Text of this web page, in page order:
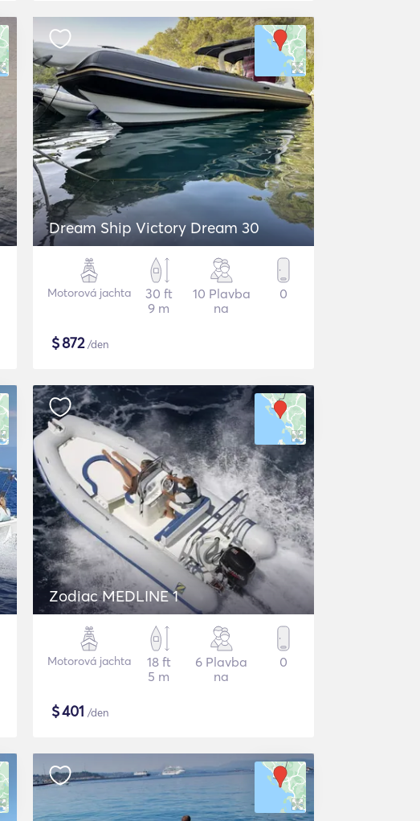
Dream Ship Victory Dream 30
Motorová jachta
30 ft
9 m
10 Plavba
na
0
$872/den
Zodiac MEDLINE 1
Motorová jachta
18 ft
5 m
6 Plavba
na
0
$401 /den